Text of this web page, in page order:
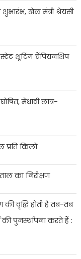
खेल मंत्री श्रेयसी
स्टेट शूटिंग चैंपियनशिप
मेधावी छात्र-
किलो
का निरीक्षण
वृद्धि होती है तब-तब
पुनर्स्थापना करते हैं :